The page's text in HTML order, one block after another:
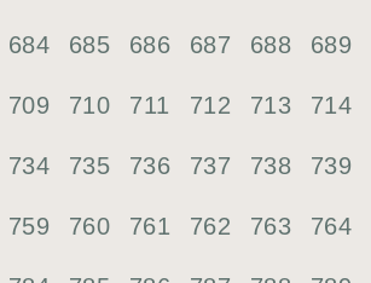
684 685 686 687 688 689
709 710 711 712 713 714
734 735 736 737 738 739
759 760 761 762 763 764